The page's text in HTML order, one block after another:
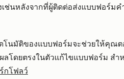
เช่นหลังจากที่ผู้ติดต่อส่งแบบฟอร์ม
โนมัติของแบบฟอร์มจะช่วยให้คุณ
ลโดยตรงในตัวแก้ไขแบบฟอร์ม สำ
กโฟลว์